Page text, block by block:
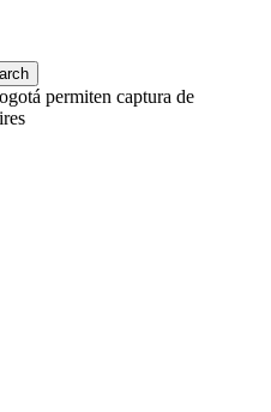
permiten captura de